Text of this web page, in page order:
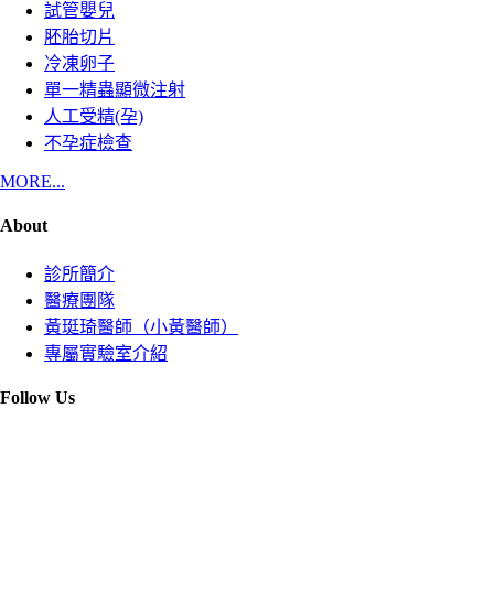
試管嬰兒
胚胎切片
冷凍卵子
單一精蟲顯微注射
人工受精(孕)
不孕症檢查
MORE...
About
診所簡介
醫療團隊
黃珽琦醫師（小黃醫師）
專屬實驗室介紹
Follow Us